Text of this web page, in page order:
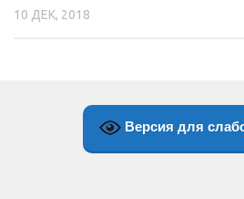
10 ДЕК, 2018
Версия для